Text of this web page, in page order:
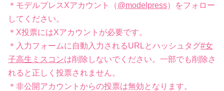
＊モデルプレスXアカウント（@modelpress）をフォロー
してください。
＊X投票にはXアカウントが必要です。
＊入力フォームに自動入力されるURLとハッシュタグ#女
子高生ミスコンは削除しないでください。一部でも削除さ
れると正しく投票されません。
＊非公開アカウントからの投票は無効となります。